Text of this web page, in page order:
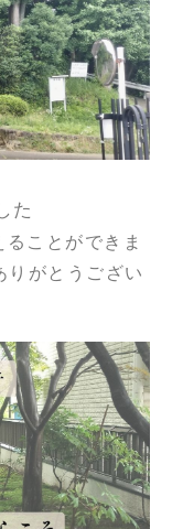
た
ことができま
りがとうござい